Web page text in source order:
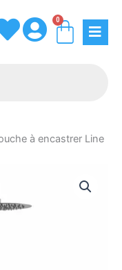
0
à encastrer Line